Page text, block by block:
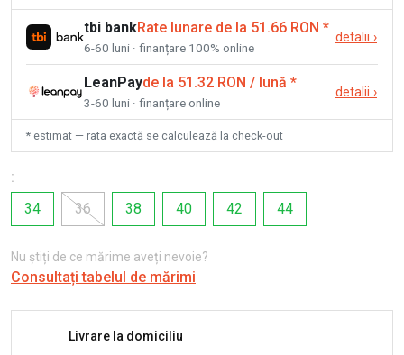
tbi bankRate lunare de la 51.66 RON *
6-60 luni · finanțare 100% online
detalii ›
LeanPayde la 51.32 RON / lună *
3-60 luni · finanțare online
detalii ›
* estimat — rata exactă se calculează la check-out
:
34
36 38 40 42 44
Nu știți de ce mărime aveți nevoie?
Consultați tabelul de mărimi
Livrare la domiciliu